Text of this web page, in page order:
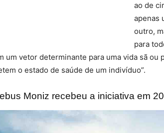
ao de
apenas
outro,
para
um vetor determinante para uma vida sã ou
o estado de saúde de um indivíduo”.
Moniz recebeu a iniciativa em